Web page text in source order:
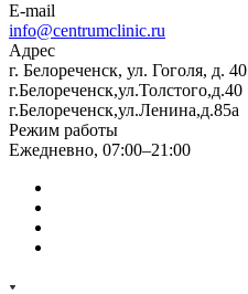
E-mail
info@centrumclinic.ru
Адрес
г. Белореченск, ул. Гоголя, д. 40
г.Белореченск,ул.Толстого,д.40
г.Белореченск,ул.Ленина,д.85а
Режим работы
Ежедневно, 07:00–21:00